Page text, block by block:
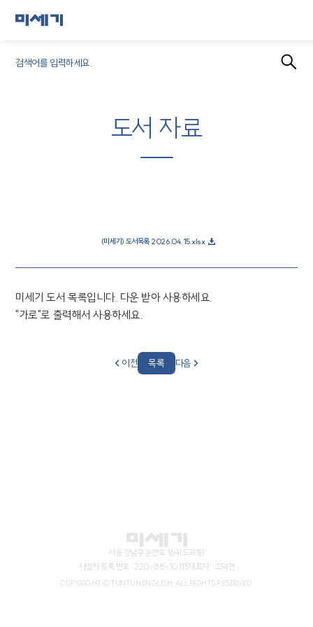
도서 자료
(미세기) 도서목록 2026.04.15.xlsx
미세기 도서 목록입니다. 다운 받아 사용하세요.
"가로"로 출력해서 사용하세요.
이전 목록 다음
서울 강남구 논현로 164(도곡동)
사업자 등록 번호 : 220-88-10115대표자 : 조덕현
COPYRIGHT © TUNTUN ENGLISH. ALL RIGHTS RESERVED.